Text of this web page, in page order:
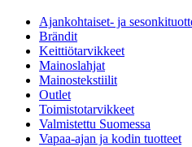
Ajankohtaiset- ja
Brändit
Keittiötarvikkeet
Mainoslahjat
Mainostekstiilit
Outlet
Toimistotarvikkeet
Valmistettu Suomessa
Vapaa-ajan ja kodin tuotteet